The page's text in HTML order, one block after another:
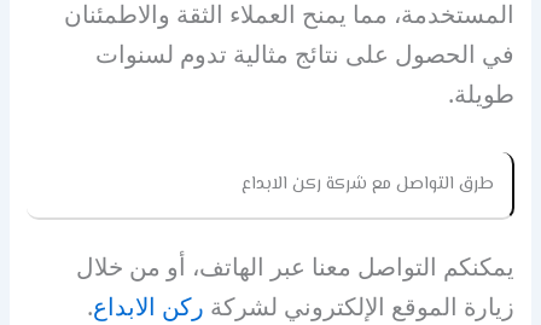
المستخدمة، مما يمنح العملاء الثقة والاطمئنان
في الحصول على نتائج مثالية تدوم لسنوات
طويلة.
طرق التواصل مع شركة ركن الابداع
يمكنكم التواصل معنا عبر الهاتف، أو من خلال
زيارة الموقع الإلكتروني لشركة ركن الابداع.